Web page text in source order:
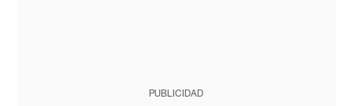
PUBLICIDAD